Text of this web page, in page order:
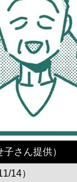
さん提供）
14）